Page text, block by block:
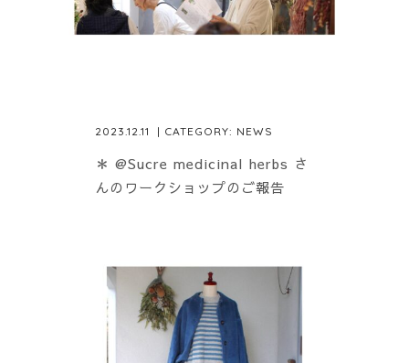
2023.12.11 | CATEGORY: NEWS
＊ @Sucre medicinal herbs さ
んのワークショップのご報告